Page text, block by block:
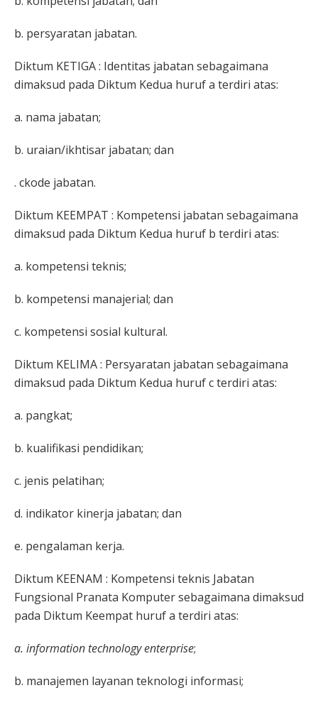
b. persyaratan jabatan.
Diktum KETIGA : Identitas jabatan sebagaimana
dimaksud pada Diktum Kedua huruf a terdiri atas:
a. nama jabatan;
b. uraian/ikhtisar jabatan; dan
. ckode jabatan.
Diktum KEEMPAT : Kompetensi jabatan sebagaimana
dimaksud pada Diktum Kedua huruf b terdiri atas:
a. kompetensi teknis;
b. kompetensi manajerial; dan
c. kompetensi sosial kultural.
Diktum KELIMA : Persyaratan jabatan sebagaimana
dimaksud pada Diktum Kedua huruf c terdiri atas:
a. pangkat;
b. kualifikasi pendidikan;
c. jenis pelatihan;
d. indikator kinerja jabatan; dan
e. pengalaman kerja.
Diktum KEENAM : Kompetensi teknis Jabatan
Fungsional Pranata Komputer sebagaimana dimaksud
pada Diktum Keempat huruf a terdiri atas:
a. information technology enterprise;
b. manajemen layanan teknologi informasi;